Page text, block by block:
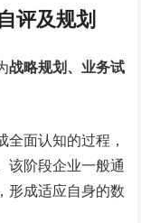
评及规划
战略规划、业务试
全面认知的过程，
该阶段企业一般通
形成适应自身的数